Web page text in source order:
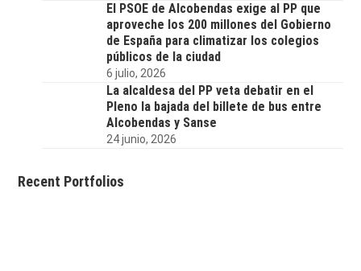
El PSOE de Alcobendas exige al PP que
aproveche los 200 millones del Gobierno
de España para climatizar los colegios
públicos de la ciudad
6 julio, 2026
La alcaldesa del PP veta debatir en el
Pleno la bajada del billete de bus entre
Alcobendas y Sanse
24 junio, 2026
Recent Portfolios